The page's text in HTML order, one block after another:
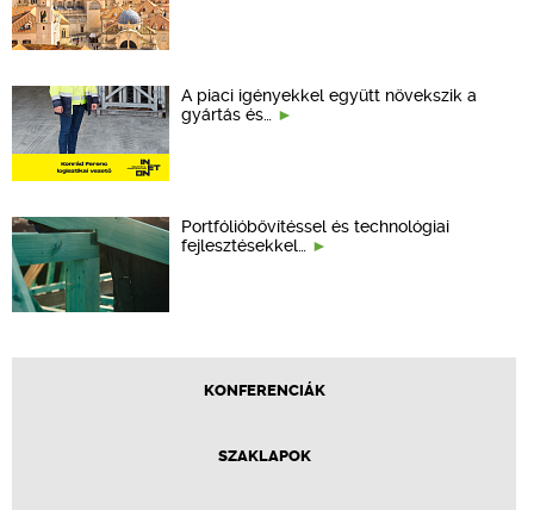
A piaci igényekkel együtt növekszik a
gyártás és…
Portfólióbővítéssel és technológiai
fejlesztésekkel…
KONFERENCIÁK
SZAKLAPOK